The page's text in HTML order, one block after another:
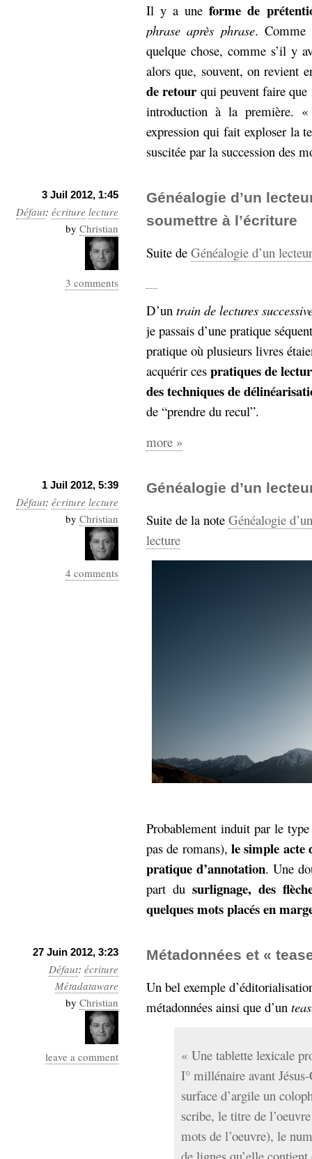
Il y a uneforme de
phrase après phrase. Comme
quelque chose, comme s’il y
alors que, souvent, on revient
de retour qui peuvent faire
introduction à la première.
expression qui fait exploser la
suscitée par la succession des
3 Juil 2012, 1:45
Défaut: écriture lecture
by Christian
3 comments
Généalogie d’un
soumettre à l’écriture
Suite de Généalogie d’un
D’un train de lectures
je passais d’une pratique
pratique où plusieurs livres
acquérir ces pratiques de
des techniques de
de “prendre du recul”.
more »
1 Juil 2012, 5:39
Défaut: écriture lecture
by Christian
4 comments
Généalogie d’un
Suite de la note Généalogie
lecture
Probablement induit par le
pas de romans), le simple acte
pratique d’annotation. Une
part du surlignage, des
quelques mots placés en
27 Juin 2012, 3:23
Défaut: écriture
Métadataware
by Christian
leave a comment
Métadonnées et «
Un bel exemple
métadonnées ainsi que d’un
« Une tablette lexicale
I° millénaire avant
surface d’argile un
scribe, le titre de
mots de l’oeuvre), le